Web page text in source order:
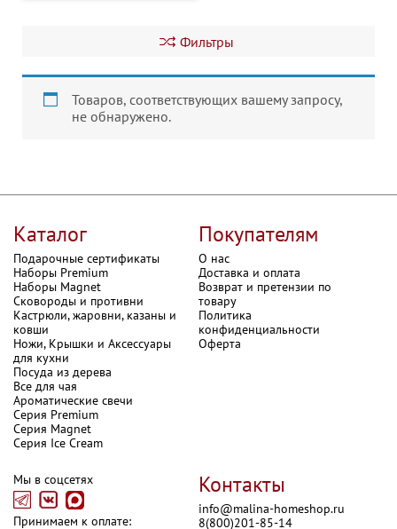
Фильтры
Товаров, соответствующих вашему запросу,
не обнаружено.
Каталог
Подарочные сертификаты
Наборы Premium
Наборы Magnet
Сковороды и противни
Кастрюли, жаровни, казаны и
ковши
Ножи, Крышки и Аксессуары
для кухни
Посуда из дерева
Все для чая
Ароматические свечи
Серия Premium
Серия Magnet
Серия Ice Cream
Покупателям
О нас
Доставка и оплата
Возврат и претензии по
товару
Политика
конфиденциальности
Оферта
Мы в соцсетях
Принимаем к оплате:
Контакты
info@malina-homeshop.ru
8(800)201-85-14